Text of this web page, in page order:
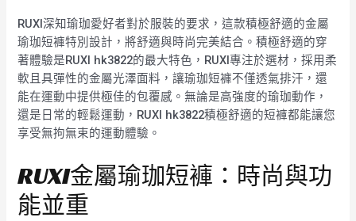
RUXI深知瑜珈愛好者對於服裝的要求，這款積極舒適的金屬
瑜珈短褲特別設計，將舒適與時尚完美結合。積極舒適的穿
著體驗是RUXI hk3822的最大特色，RUXI專注於選材，採用柔
軟且具彈性的金屬光澤面料，讓瑜珈短褲不僅透氣排汗，還
能在運動中提供極佳的包覆感。無論是高強度的瑜珈動作，
還是日常的輕鬆運動，RUXI hk3822積極舒適的短褲都能讓您
享受無拘無束的運動體驗。
RUXI金屬瑜珈短褲：時尚與功
能並重